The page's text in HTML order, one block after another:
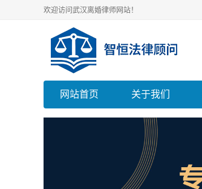
欢迎访问武汉离婚律师网站！
网站首页 关于我们